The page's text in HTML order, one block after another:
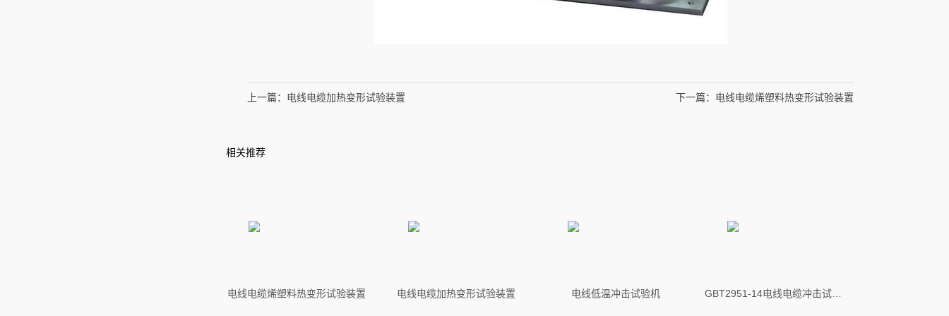
上一篇： 电线电缆加热变形试验装置 下一篇： 电线电缆烯塑料热变形试验装置
相关推荐
电线电缆烯塑料热变形试验装置 电线电缆加热变形试验装置 电线低温冲击试验机